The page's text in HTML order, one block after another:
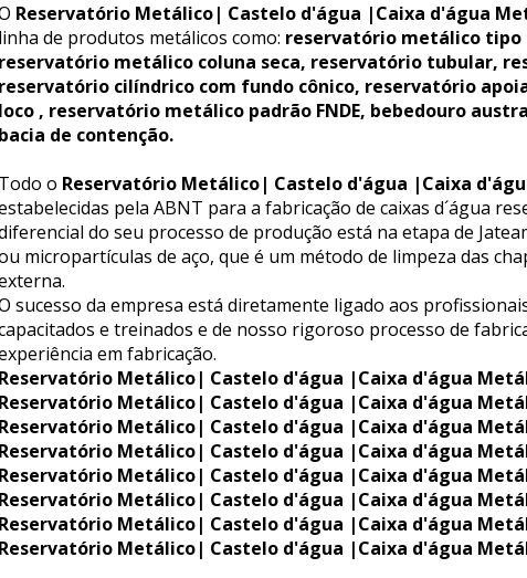
Reservatório Metálico| Castelo d'água |Caixa d'água
linha de produtos metálicos como: reservatório metálico tipo
reservatório metálico coluna seca, reservatório tubular,
reservatório cilíndrico com fundo cônico, reservatório
loco , reservatório metálico padrão FNDE, bebedouro
bacia de contenção.
Todo o Reservatório Metálico| Castelo d'água |Caixa
pela ABNT para a fabricação de caixas d´água
do seu processo de produção está na etapa de
micropartículas de aço, que é um método de limpeza das
sucesso da empresa está diretamente ligado aos
e treinados e de nosso rigoroso processo de
em fabricação.
Reservatório Metálico| Castelo d'água |Caixa d'água
Reservatório Metálico| Castelo d'água |Caixa d'água
Reservatório Metálico| Castelo d'água |Caixa d'água
Reservatório Metálico| Castelo d'água |Caixa d'água
Reservatório Metálico| Castelo d'água |Caixa d'água
Reservatório Metálico| Castelo d'água |Caixa d'água
Reservatório Metálico| Castelo d'água |Caixa d'água
Reservatório Metálico| Castelo d'água |Caixa d'água